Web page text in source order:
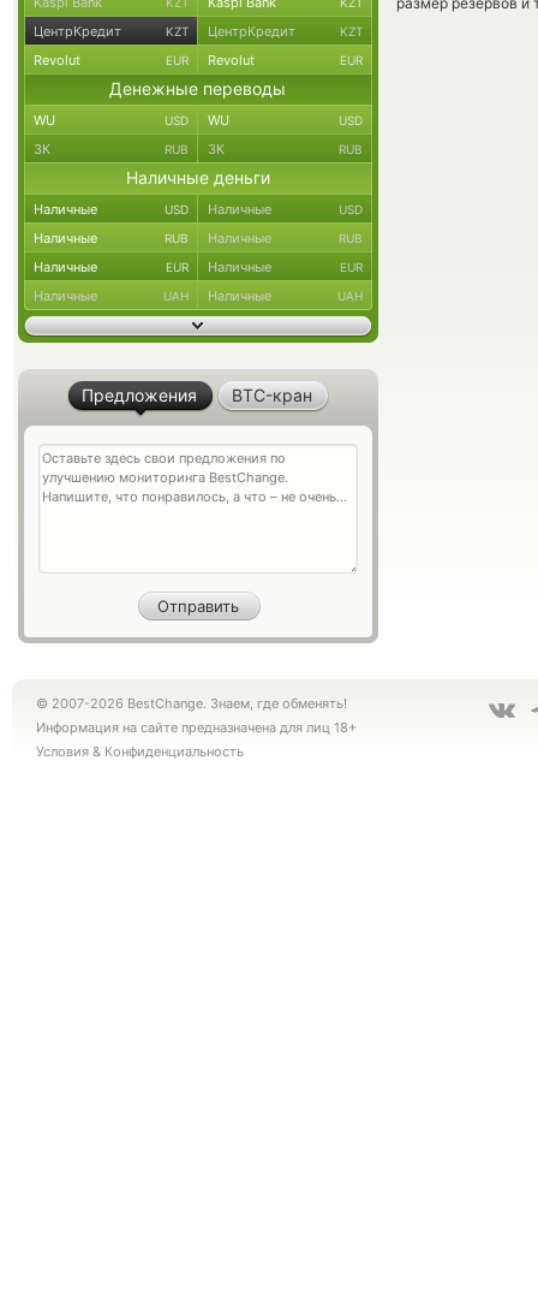
ЦентрКредит KZT ЦентрКредит KZT
Revolut EUR Revolut EUR
Денежные переводы
WU USD WU USD
ЗК RUB ЗК RUB
Наличные деньги
Наличные USD Наличные USD
Наличные RUB Наличные RUB
Наличные EUR Наличные EUR
Наличные UAH Наличные UAH
Предложения BTC-кран
© 2007-2026 BestChange. Знаем, где обменять!
Информация на сайте предназначена для лиц 18+
Условия & Конфиденциальность